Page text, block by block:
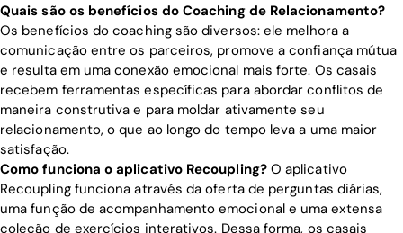
Quais são os benefícios do Coaching de Relacionamento?
Os benefícios do coaching são diversos: ele melhora a
comunicação entre os parceiros, promove a confiança mútua
e resulta em uma conexão emocional mais forte. Os casais
recebem ferramentas específicas para abordar conflitos de
maneira construtiva e para moldar ativamente seu
relacionamento, o que ao longo do tempo leva a uma maior
satisfação.
Como funciona o aplicativo Recoupling?O aplicativo
Recoupling funciona através da oferta de perguntas diárias,
uma função de acompanhamento emocional e uma extensa
coleção de exercícios interativos. Dessa forma, os casais